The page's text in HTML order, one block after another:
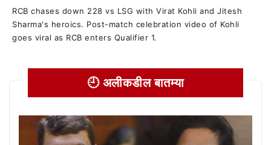
RCB chases down 228 vs LSG with Virat Kohli and Jitesh
Sharma's heroics. Post-match celebration video of Kohli
goes viral as RCB enters Qualifier 1.
🕘 अलीकडील बातम्या